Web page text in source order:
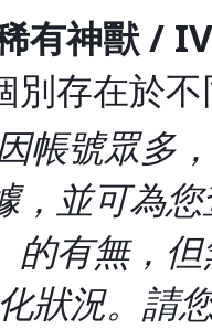
稀有神獸 /
別存在於
帳號眾多
，並可為
的有無，
狀況。請